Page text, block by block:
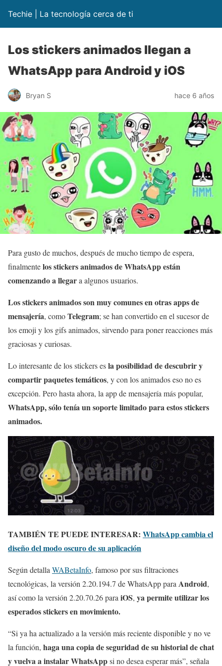
Techie | La tecnología cerca de ti
Los stickers animados llegan a
WhatsApp para Android y iOS
Bryan S hace 6 años
Para gusto de muchos, después de mucho tiempo de espera,
finalmentelos stickers animados de WhatsApp están
comenzando a llegara algunos usuarios.
Los stickers animados son muy comunes en otras apps de
mensajería, comoTelegram; se han convertido en el sucesor de
los emoji y los gifs animados, sirvendo para poner reacciones más
graciosas y curiosas.
Lo interesante de los stickers esla posibilidad de descubrir y
compartir paquetes temáticos, y con los animados eso no es
excepción. Pero hasta ahora, la app de mensajería más popular,
WhatsApp, sólo tenía un soporte limitado para estos stickers
animados.
TAMBIÉN TE PUEDE INTERESAR: WhatsApp cambia el
diseño del modo oscuro de su aplicación
Según detalla WABetaInfo, famoso por sus filtraciones
tecnológicas, la versión 2.20.194.7 de WhatsApp para Android,
así como la versión 2.20.70.26 para iOS, ya permite utilizar los
esperados stickers en movimiento.
“Si ya ha actualizado a la versión más reciente disponible y no ve
la función, haga una copia de seguridad de su historial de chat
y vuelva a instalar WhatsAppsi no desea esperar más”, señala